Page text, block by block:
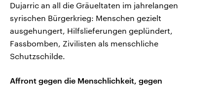
Dujarric an all die Gräueltaten im jahrelangen
syrischen Bürgerkrieg: Menschen gezielt
ausgehungert, Hilfslieferungen geplündert,
Fassbomben, Zivilisten als menschliche
Schutzschilde.
Affront gegen die Menschlichkeit, gegen